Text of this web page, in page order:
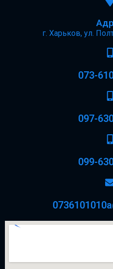
г. Харьков, ул.
073-
097-
099-